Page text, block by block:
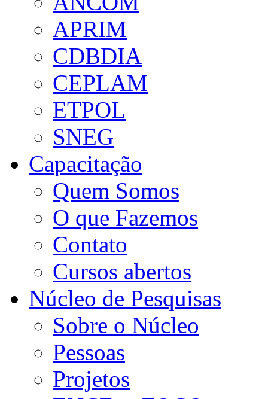
APRIM
CDBDIA
CEPLAM
ETPOL
SNEG
Capacitação
Quem Somos
O que Fazemos
Contato
Cursos abertos
Núcleo de Pesquisas
Sobre o Núcleo
Pessoas
Projetos